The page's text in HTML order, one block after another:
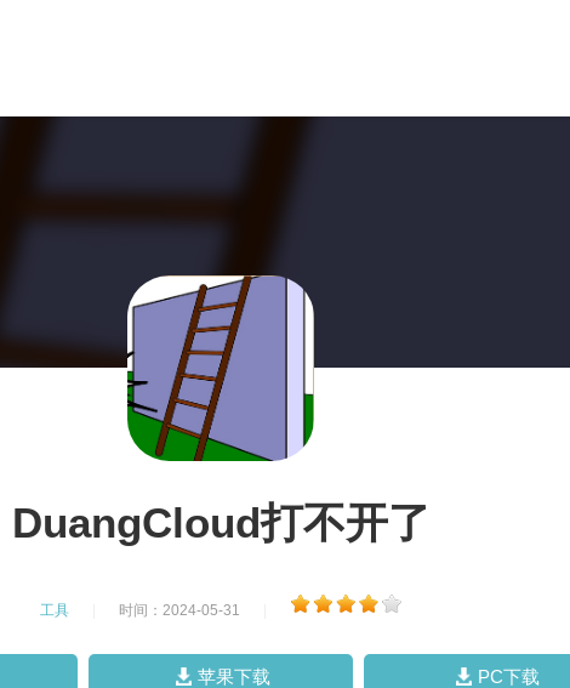
DuangCloud打不开了
工具 时间：2024-05-31
苹果下载 PC下载